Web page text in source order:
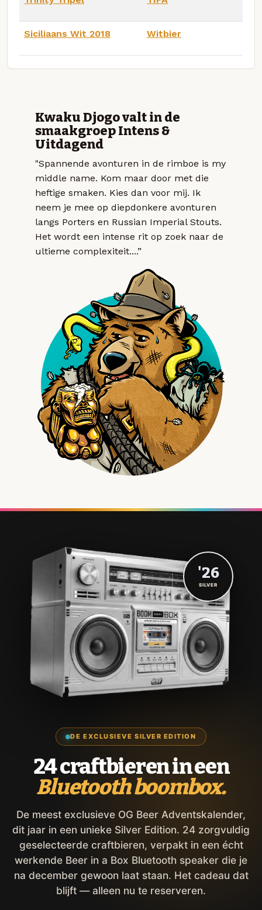
Siciliaans Wit 2018 Witbier
Kwaku Djogo valt in de
smaakgroep Intens &
Uitdagend
"Spannende avonturen in de rimboe is my
middle name. Kom maar door met die
heftige smaken. Kies dan voor mij. Ik
neem je mee op diepdonkere avonturen
langs Porters en Russian Imperial Stouts.
Het wordt een intense rit op zoek naar de
ultieme complexiteit....”
DE EXCLUSIEVE SILVER EDITION
24 craftbieren in een
Bluetooth boombox.
De meest exclusieve OG Beer Adventskalender,
dit jaar in een unieke Silver Edition. 24 zorgvuldig
geselecteerde craftbieren, verpakt in een écht
werkende Beer in a Box Bluetooth speaker die je
na december gewoon laat staan. Het cadeau dat
blijft — alleen nu te reserveren.
'26
SILVER